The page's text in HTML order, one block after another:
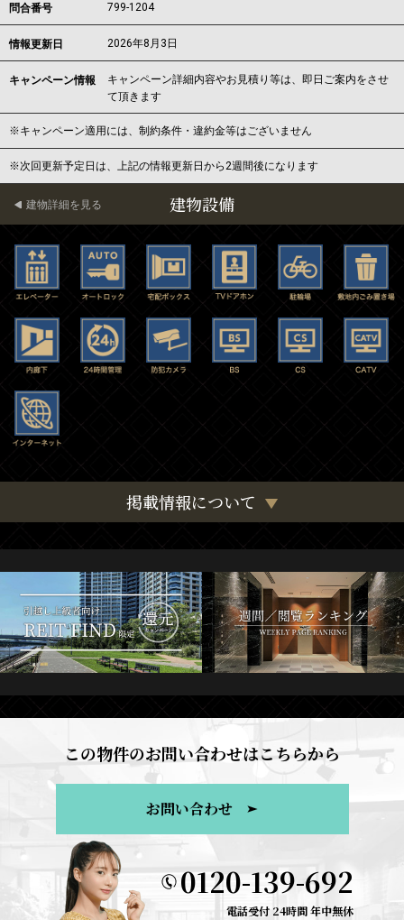
問合番号 799-1204
情報更新日 2026年8月3日
キャンペーン情報
キャンペーン詳細内容やお見積り等は、即日ご案内をさせ
て頂きます
※キャンペーン適用には、制約条件・違約金等はございません
※次回更新予定日は、上記の情報更新日から2週間後になります
建物設備
建物詳細を見る
掲載情報について
この物件のお問い合わせはこちらから
お問い合わせ
0120-139-692
電話受付 24時間 年中無休